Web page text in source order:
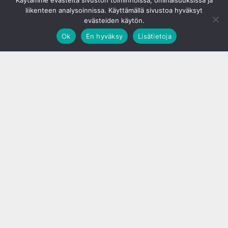
liikenteen analysoinnissa. Käyttämällä sivustoa hyväksyt
evästeiden käytön.
Ok
En hyväksy Lisätietoja